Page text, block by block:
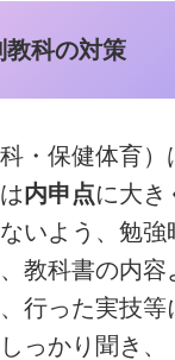
教科の対策
・保健体育
内申点に大き
いよう、勉
教科書の内
行った実技
っかり聞き